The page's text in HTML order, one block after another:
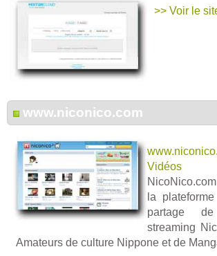
>> Voir le
www.niconico.com
Vidéos
la
partage
streaming
Amateurs de culture Nippone et de